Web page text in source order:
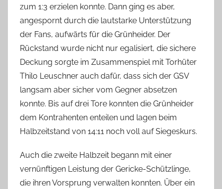
zum 1:3 erzielen konnte. Dann ging es aber,
angespornt durch die lautstarke Unterstützung
der Fans, aufwärts für die Grünheider. Der
Rückstand wurde nicht nur egalisiert, die sichere
Deckung sorgte im Zusammenspiel mit Torhüter
Thilo Leuschner auch dafür, dass sich der GSV
langsam aber sicher vom Gegner absetzen
konnte. Bis auf drei Tore konnten die Grünheider
dem Kontrahenten enteilen und lagen beim
Halbzeitstand von 14:11 noch voll auf Siegeskurs.
Auch die zweite Halbzeit begann mit einer
vernünftigen Leistung der Gericke-Schützlinge,
die ihren Vorsprung verwalten konnten. Über ein